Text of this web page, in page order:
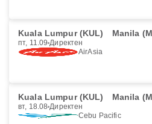
Kuala Lumpur (KUL) Manila
пт, 11.09 Директен
AirAsia
Kuala Lumpur (KUL) Manila
вт, 18.08 Директен
Cebu Pacific